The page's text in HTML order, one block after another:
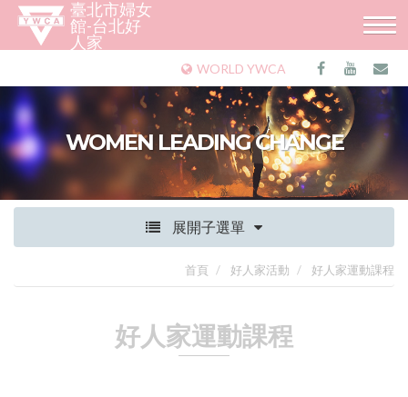
臺北市婦女
館-台北好
人家
WORLD YWCA
WOMEN LEADING CHANGE
展開子選單
首頁 好人家活動 好人家運動課程
好人家運動課程